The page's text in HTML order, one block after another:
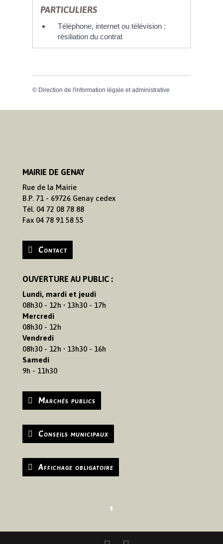
PARTICULIERS
Téléphone, internet ou télévision :
résiliation du contrat
© Direction de l'information légale et administrative
MAIRIE DE GENAY
Rue de la Mairie
B.P. 71 - 69726 Genay cedex
Tél. 04 72 08 78 88
Fax 04 78 91 58 55
Contact
OUVERTURE AU PUBLIC :
Lundi, mardi et jeudi
08h30 - 12h • 13h30 - 17h
Mercredi
08h30 - 12h
Vendredi
08h30 - 12h • 13h30 - 16h
Samedi
9h - 11h30
Marchés publics
Conseils municipaux
Affichage obligatoire